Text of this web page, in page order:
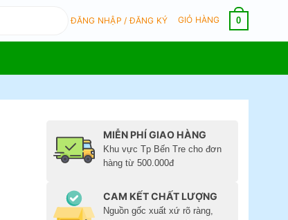
ĐĂNG NHẬP / ĐĂNG KÝ GIỎ HÀNG 0
MIỄN PHÍ GIAO HÀNG
Khu vực Tp Bến Tre cho đơn
hàng từ 500.000đ
CAM KẾT CHẤT LƯỢNG
Nguồn gốc xuất xứ rõ ràng,